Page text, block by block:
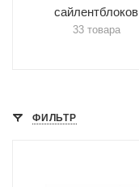
сайлентблоков
33 товара
ФИЛЬТР